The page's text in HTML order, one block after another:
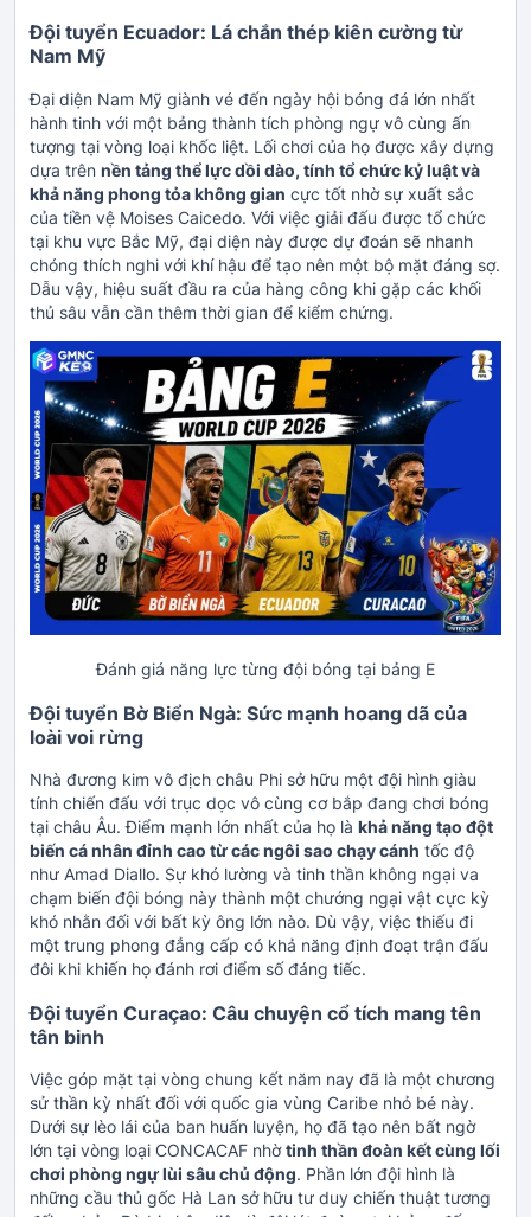
Đội tuyển Ecuador: Lá chắn thép kiên cường từ
Nam Mỹ
Đại diện Nam Mỹ giành vé đến ngày hội bóng đá lớn nhất
hành tinh với một bảng thành tích phòng ngự vô cùng ấn
tượng tại vòng loại khốc liệt. Lối chơi của họ được xây dựng
dựa trên nền tảng thể lực dồi dào, tính tổ chức kỷ luật và
khả năng phong tỏa không gian cực tốt nhờ sự xuất sắc
của tiền vệ Moises Caicedo. Với việc giải đấu được tổ chức
tại khu vực Bắc Mỹ, đại diện này được dự đoán sẽ nhanh
chóng thích nghi với khí hậu để tạo nên một bộ mặt đáng sợ.
Dẫu vậy, hiệu suất đầu ra của hàng công khi gặp các khối
thủ sâu vẫn cần thêm thời gian để kiểm chứng.
Đánh giá năng lực từng đội bóng tại bảng E
Đội tuyển Bờ Biển Ngà: Sức mạnh hoang dã của
loài voi rừng
Nhà đương kim vô địch châu Phi sở hữu một đội hình giàu
tính chiến đấu với trục dọc vô cùng cơ bắp đang chơi bóng
tại châu Âu. Điểm mạnh lớn nhất của họ là khả năng tạo đột
biến cá nhân đỉnh cao từ các ngôi sao chạy cánh tốc độ
như Amad Diallo. Sự khó lường và tinh thần không ngại va
chạm biến đội bóng này thành một chướng ngại vật cực kỳ
khó nhằn đối với bất kỳ ông lớn nào. Dù vậy, việc thiếu đi
một trung phong đẳng cấp có khả năng định đoạt trận đấu
đôi khi khiến họ đánh rơi điểm số đáng tiếc.
Đội tuyển Curaçao: Câu chuyện cổ tích mang tên
tân binh
Việc góp mặt tại vòng chung kết năm nay đã là một chương
sử thần kỳ nhất đối với quốc gia vùng Caribe nhỏ bé này.
Dưới sự lèo lái của ban huấn luyện, họ đã tạo nên bất ngờ
lớn tại vòng loại CONCACAF nhờtinh thần đoàn kết cùng lối
chơi phòng ngự lùi sâu chủ động. Phần lớn đội hình là
những cầu thủ gốc Hà Lan sở hữu tư duy chiến thuật tương